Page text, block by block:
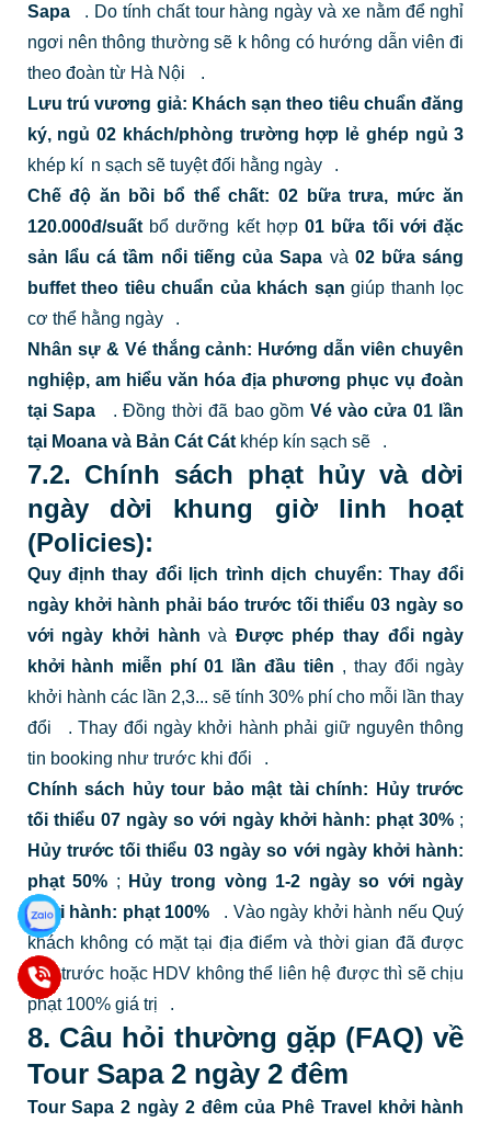
Sapa
. Do tính chất tour hàng ngày và xe nằm để nghỉ
ngơi nên thông thường sẽ k hông có hướng dẫn viên đi
theo đoàn từ Hà Nội
.
Lưu trú vương giả: Khách sạn theo tiêu chuẩn đăng
ký, ngủ 02 khách/phòng trường hợp lẻ ghép ngủ3
khép kí n sạch sẽ tuyệt đối hằng ngày
.
Chế độ ăn bồi bổ thể chất: 02 bữa trưa, mức ăn
120.000đ/suất bổ dưỡng kết hợp01 bữa tối với đặc
sản lẩu cá tầm nổi tiếng của Sapa và 02 bữa sáng
buffet theo tiêu chuẩn của khách sạn giúp thanh lọc
cơ thể hằng ngày
.
Nhân sự & Vé thắng cảnh: Hướng dẫn viên chuyên
nghiệp, am hiểu văn hóa địa phương phục vụ đoàn
tại Sapa
.Đồng thời đã bao gồm Vé vào cửa 01 lần
tại Moana và Bản Cát Cát khép kín sạch sẽ .
7.2. Chính sách phạt hủy và dời
ngày dời khung giờ linh hoạt
(Policies):
Quy định thay đổi lịch trình dịch chuyển: Thay đổi
ngày khởi hành phải báo trước tối thiểu 03 ngày so
với ngày khởi hành và Được phép thay đổi ngày
khởi hành miễn phí 01 lần đầu tiên , thay đổi ngày
khởi hành các lần 2,3... sẽ tính 30% phí cho mỗi lần thay
đổi
.Thay đổi ngày khởi hành phải giữ nguyên thông
tin booking như trước khi đổi
.
Chính sách hủy tour bảo mật tài chính:
Hủy trước
tối thiểu 07 ngày so với ngày khởi hành: phạt 30% ;
Hủy trước tối thiểu 03 ngày so với ngày khởi hành:
phạt 50% ;
Hủy trong vòng 1-2 ngày so với ngày
khởi hành: phạt 100%
. Vào ngày khởi hành nếu Quý
khách không có mặt tại địa điểm và thời gian đã được
hẹn trước hoặc HDV không thể liên hệ được thì sẽ chịu
phạt 100% giá trị
.
8. Câu hỏi thường gặp (FAQ) về
Tour Sapa 2 ngày 2 đêm
Tour Sapa 2 ngày 2 đêm của Phê Travel khởi hành